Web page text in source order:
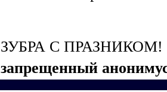
ЗУБРА С ПРАЗНИКОМ!
запрещенный